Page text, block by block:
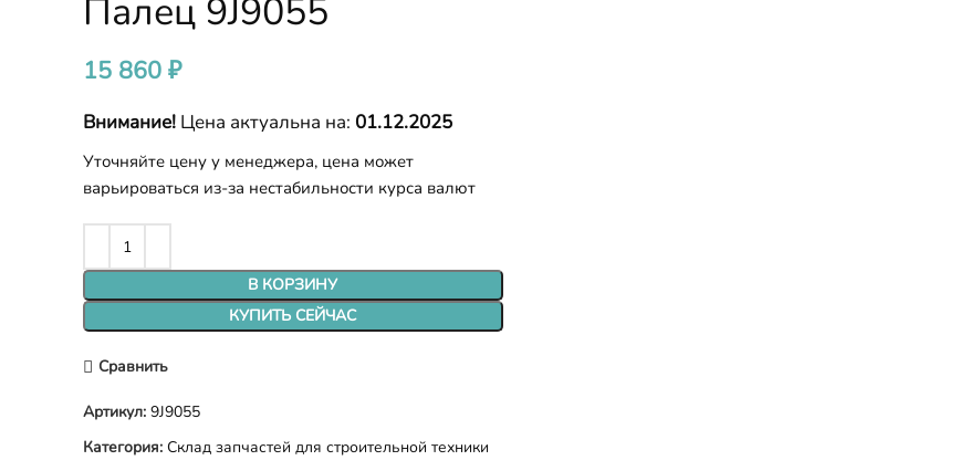
Палец 9J9055
15 860₽
Внимание! Цена актуальна на: 01.12.2025
Уточняйте цену у менеджера, цена может
варьироваться из-за нестабильности курса валют
В КОРЗИНУ
КУПИТЬ СЕЙЧАС
Сравнить
Артикул:9J9055
Категория: Склад запчастей для строительной техники